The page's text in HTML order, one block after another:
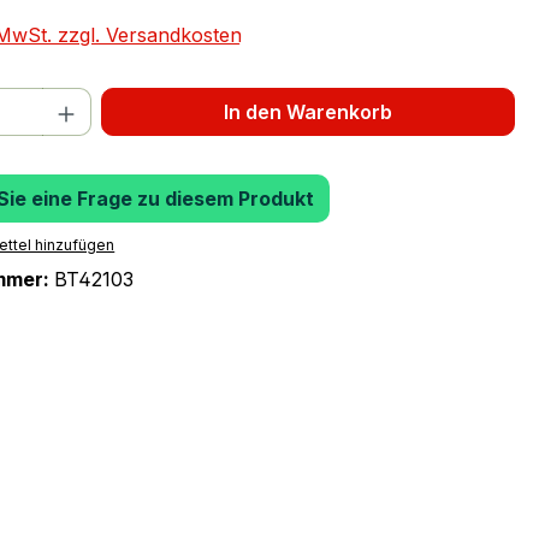
zzgl. Versandkosten
Gib den gewünschten Wert
In den Warenkorb
eine Frage zu diesem Produkt
hinzufügen
BT42103